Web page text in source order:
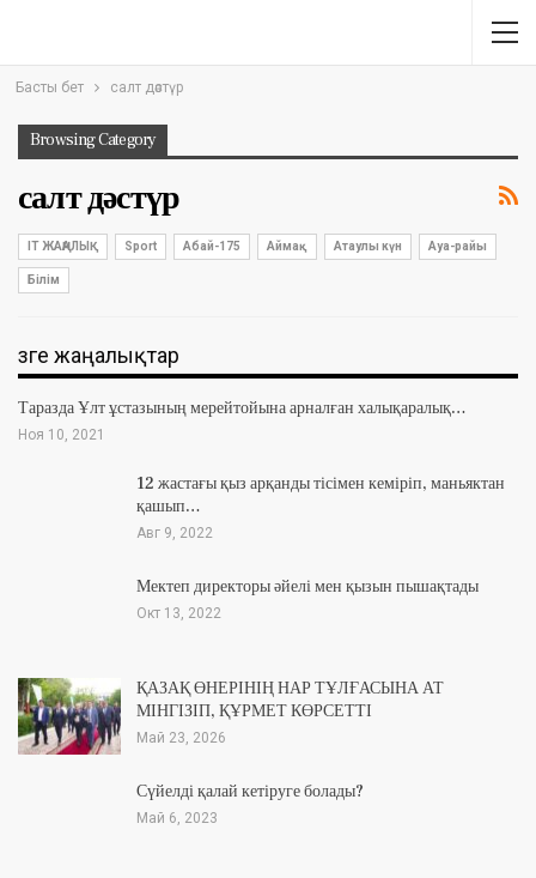
Басты бет салт дәстүр
Browsing Category
салт дәстүр
IT ЖАҢАЛЫҚ Sport Абай-175 Аймақ Атаулы күн Ауа-райы
Білім
Өзге жаңалықтар
Таразда Ұлт ұстазының мерейтойына арналған халықаралық…
Ноя 10, 2021
12 жастағы қыз арқанды тісімен кеміріп, маньяктан
қашып…
Авг 9, 2022
Мектеп директоры әйелі мен қызын пышақтады
Окт 13, 2022
ҚАЗАҚ ӨНЕРІНІҢ НАР ТҰЛҒАСЫНА АТ
МІНГІЗІП, ҚҰРМЕТ КӨРСЕТТІ
Май 23, 2026
Сүйелді қалай кетіруге болады?
Май 6, 2023